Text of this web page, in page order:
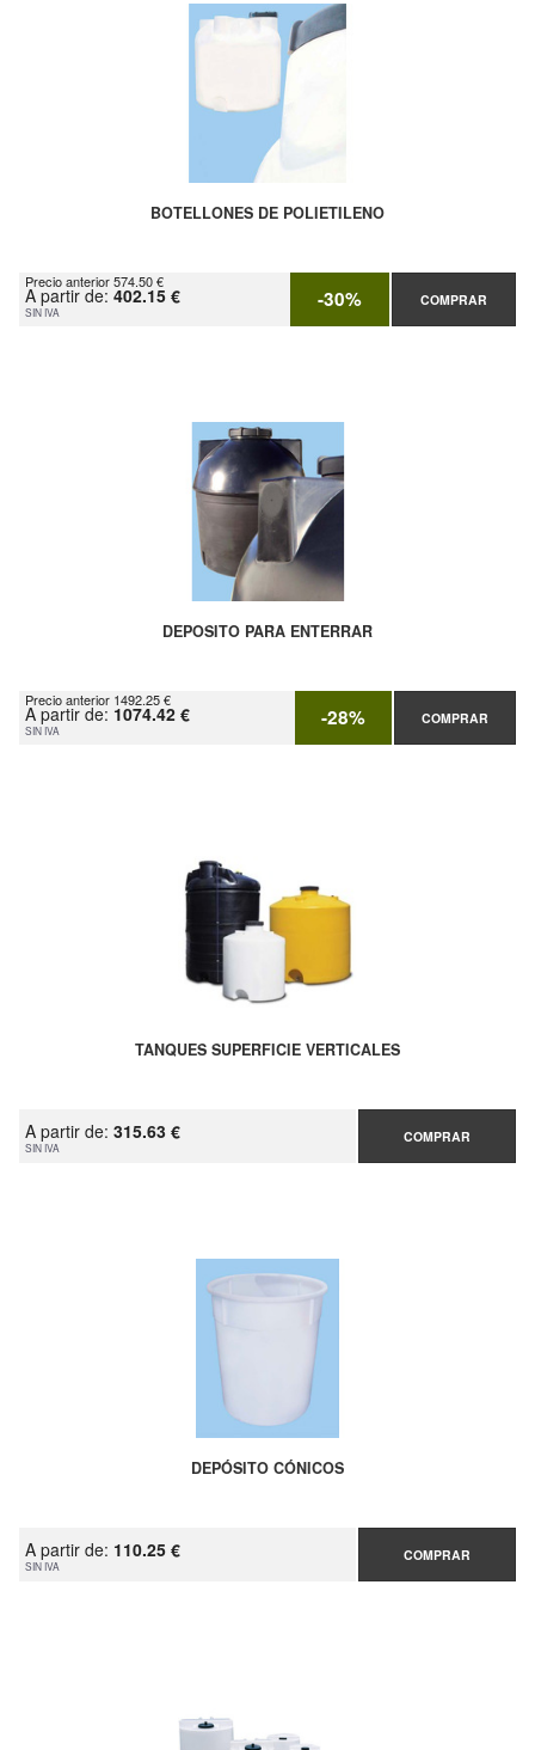
BOTELLONES DE POLIETILENO
Precio anterior 574.50 €
A partir de: 402.15 €
SIN IVA -30% COMPRAR
DEPOSITO PARA ENTERRAR
Precio anterior 1492.25 €
A partir de: 1074.42 €
SIN IVA -28% COMPRAR
TANQUES SUPERFICIE VERTICALES
A partir de: 315.63 €
SIN IVA
COMPRAR
DEPÓSITO CÓNICOS
A partir de: 110.25 €
SIN IVA
COMPRAR